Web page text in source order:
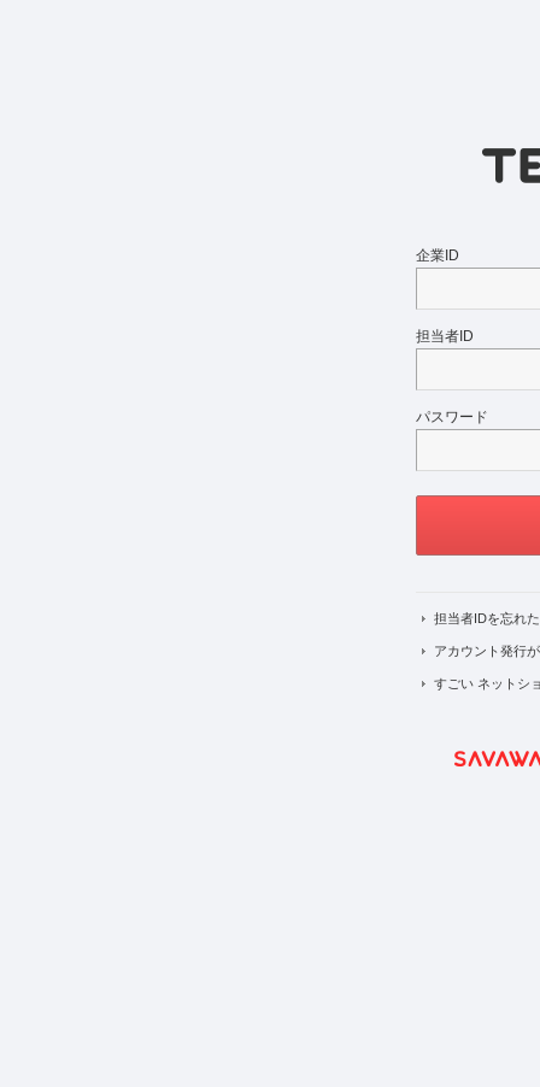
企業ID
担当者ID
パスワード
担当者IDを忘れ
アカウント発行
すごい ネットシ